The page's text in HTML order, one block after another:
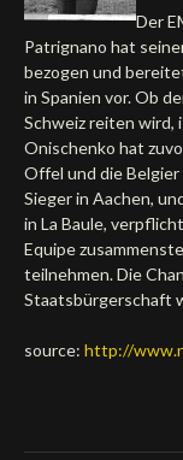
Deutsch
Der
Patrignano hat
bezogen und
in Spanien vor. Ob
Schweiz reiten wird,
Onischenko hat
Offel und die Belgier
Sieger in Aachen,
in La Baule,
Equipe
teilnehmen. Die
Staatsbürgerschaft
source: http://